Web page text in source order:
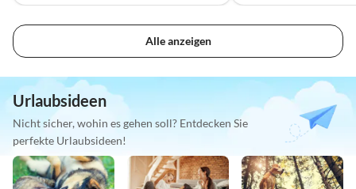
Alle anzeigen
Urlaubsideen
Nicht sicher, wohin es gehen soll? Entdecken Sie
perfekte Urlaubsideen!